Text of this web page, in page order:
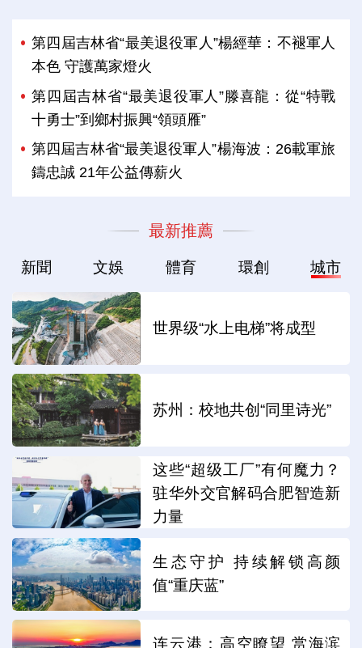
第四屆吉林省“最美退役軍人”楊經華：不褪軍人
本色 守護萬家燈火
第四屆吉林省“最美退役軍人”滕喜龍：從“特戰
十勇士”到鄉村振興“領頭雁”
第四屆吉林省“最美退役軍人”楊海波：26載軍旅
鑄忠誠 21年公益傳薪火
最新推薦
新聞 文娛 體育 環創 城市
世界级“水上电梯”将成型
苏州：校地共创“同里诗光”
这些“超级工厂”有何魔力？
驻华外交官解码合肥智造新
力量
生态守护 持续解锁高颜
值“重庆蓝”
连云港：高空瞭望 赏海滨